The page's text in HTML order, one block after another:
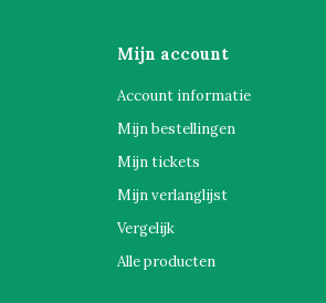
Mijn account
Account informatie
Mijn bestellingen
Mijn tickets
Mijn verlanglijst
Vergelijk
Alle producten